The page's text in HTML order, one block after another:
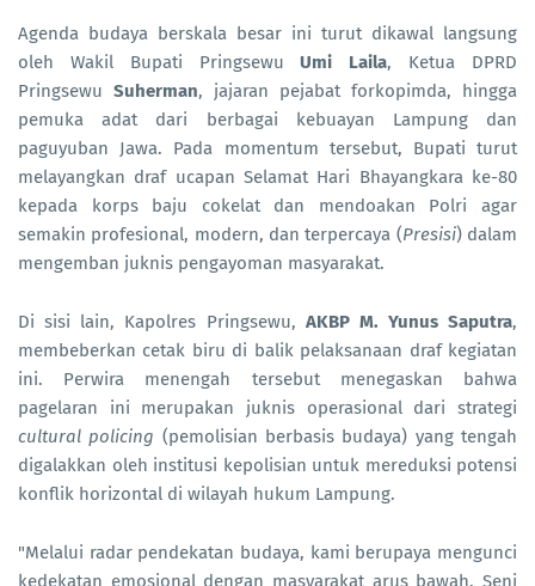
Agenda budaya berskala besar ini turut dikawal langsung
oleh Wakil Bupati PringsewuUmi Laila, Ketua DPRD
Pringsewu Suherman, jajaran pejabat forkopimda, hingga
pemuka adat dari berbagai kebuayan Lampung dan
paguyuban Jawa. Pada momentum tersebut, Bupati turut
melayangkan draf ucapan Selamat Hari Bhayangkara ke-80
kepada korps baju cokelat dan mendoakan Polri agar
semakin profesional, modern, dan terpercaya (Presisi) dalam
mengemban juknis pengayoman masyarakat.
Di sisi lain, Kapolres Pringsewu, AKBP M. Yunus Saputra,
membeberkan cetak biru di balik pelaksanaan draf kegiatan
ini. Perwira menengah tersebut menegaskan bahwa
pagelaran ini merupakan juknis operasional dari strategi
cultural policing (pemolisian berbasis budaya) yang tengah
digalakkan oleh institusi kepolisian untuk mereduksi potensi
konflik horizontal di wilayah hukum Lampung.
"Melalui radar pendekatan budaya, kami berupaya mengunci
kedekatan emosional dengan masyarakat arus bawah. Seni